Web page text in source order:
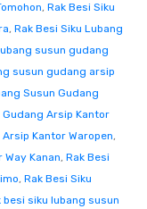
, Rak Besi Siku
, Rak Besi Siku Lubang
susun gudang
susun gudang arsip
Susun Gudang
Gudang Arsip Kantor
Kantor Waropen,
Kanan, Rak Besi
, Rak Besi Siku
besi siku lubang susun